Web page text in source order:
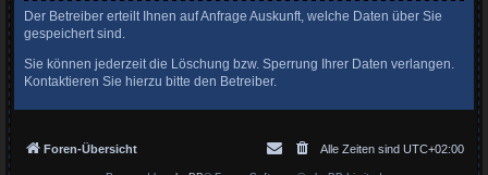
Der Betreiber erteilt Ihnen auf Anfrage Auskunft, welche Daten über Sie
gespeichert sind.
Sie können jederzeit die Löschung bzw. Sperrung Ihrer Daten verlangen.
Kontaktieren Sie hierzu bitte den Betreiber.
Foren-Übersicht Alle Zeiten sind UTC+02:00